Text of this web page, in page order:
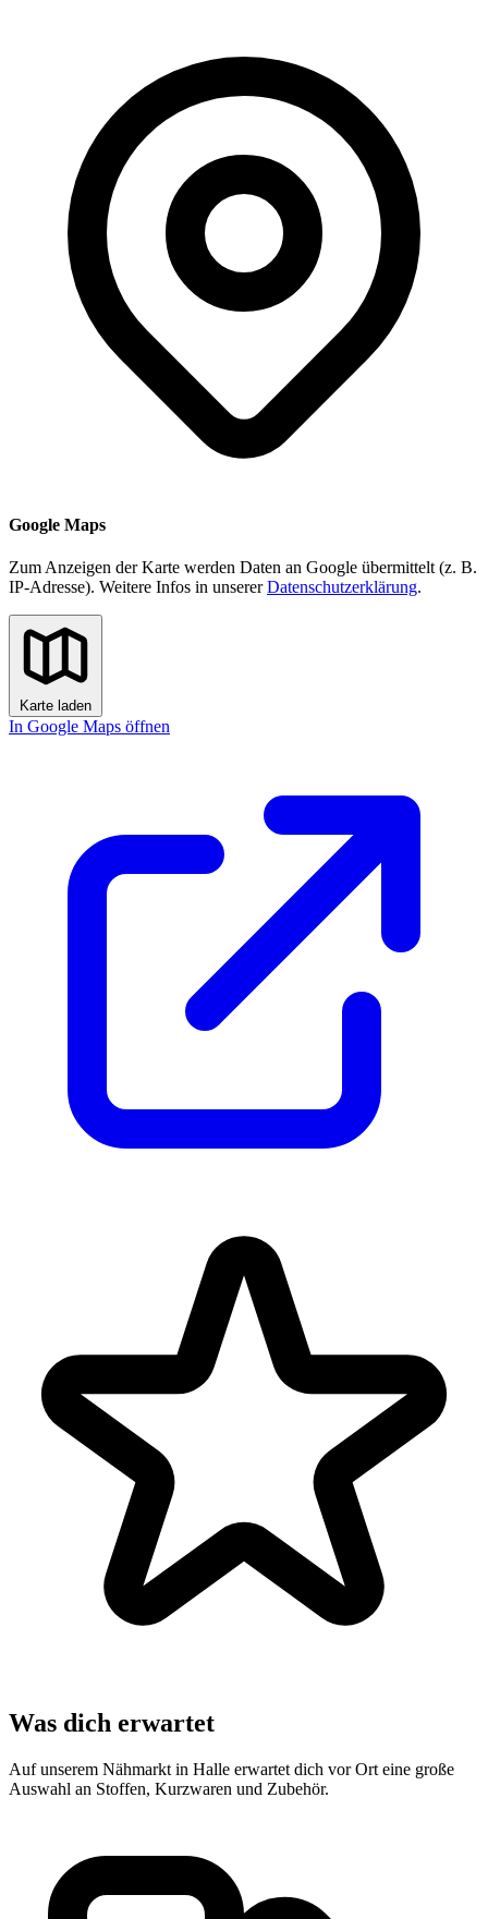
Google Maps
Zum Anzeigen der Karte werden Daten an Google übermittelt (z. B.
IP-Adresse). Weitere Infos in unsererDatenschutzerklärung.
Karte laden
In Google Maps öffnen
Was dich erwartet
Auf unserem Nähmarkt in Halle erwartet dich vor Ort eine große
Auswahl an Stoffen, Kurzwaren und Zubehör.